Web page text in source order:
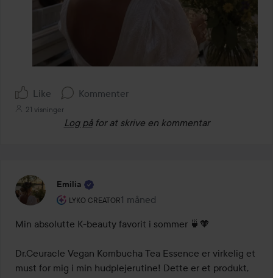
Like Kommenter
21 visninger
Log på for at skrive en kommentar
Emilia
LYKO CREATOR
Brugerens rolle: Lyko Creator.
1 måned
Posten blev oprettet 1 måned
Min absolutte K-beauty favorit i sommer 🍵🧡
Dr.Ceuracle Vegan Kombucha Tea Essence er virkelig et
must for mig i min hudplejerutine! Dette er et produkt,